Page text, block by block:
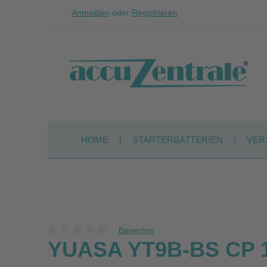
Zum Hauptinhalt springen
Zur Suche springen
Zur Hauptnavigation springen
Anmelden oder Registrieren
HOME STARTERBATTERIEN
Durchschnittliche Bewertung von 0 von 5 Sternen
Bewerten
YUASA YT9B-BS CP